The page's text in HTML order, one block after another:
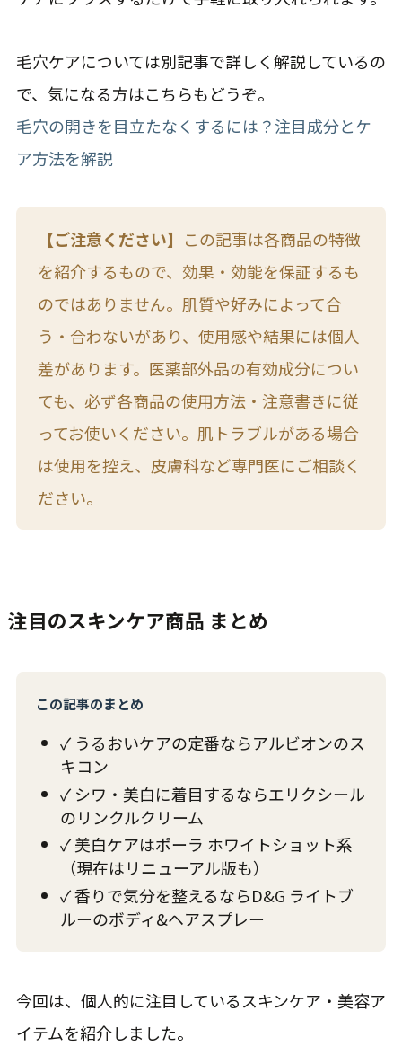
毛穴ケアについては別記事で詳しく解説しているの
で、気になる方はこちらもどうぞ。
毛穴の開きを目立たなくするには？注目成分とケ
ア方法を解説
【ご注意ください】 この記事は各商品の特徴
を紹介するもので、効果・効能を保証するも
のではありません。肌質や好みによって合
う・合わないがあり、使用感や結果には個人
差があります。医薬部外品の有効成分につい
ても、必ず各商品の使用方法・注意書きに従
ってお使いください。肌トラブルがある場合
は使用を控え、皮膚科など専門医にご相談く
ださい。
注目のスキンケア商品 まとめ
この記事のまとめ
✓ うるおいケアの定番ならアルビオンのス
キコン
✓ シワ・美白に着目するならエリクシール
のリンクルクリーム
✓ 美白ケアはポーラ ホワイトショット系
（現在はリニューアル版も）
✓ 香りで気分を整えるならD&G ライトブ
ルーのボディ&ヘアスプレー
今回は、個人的に注目しているスキンケア・美容ア
イテムを紹介しました。